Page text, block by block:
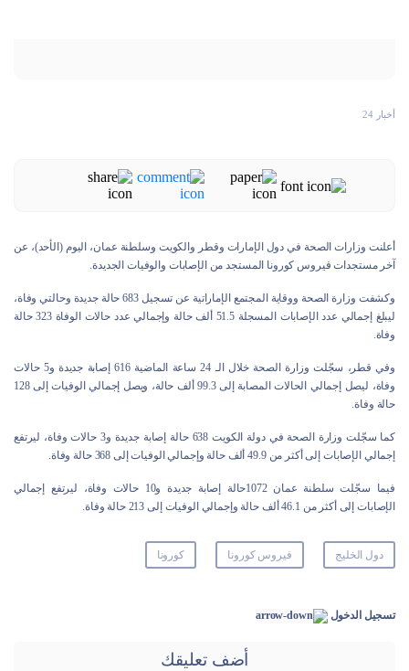
أخبار 24
أعلنت وزارات الصحة في دول الإمارات وقطر والكويت وسلطنة عمان، اليوم (الأحد)، عن
آخر مستجدات فيروس كورونا المستجد من الإصابات والوفيات الجديدة.
وكشفت وزارة الصحة ووقاية المجتمع الإماراتية عن تسجيل 683 حالة جديدة وحالتي وفاة،
ليبلغ إجمالي عدد الإصابات المسجلة 51.5 ألف حالة وإجمالي عدد حالات الوفاة 323 حالة
وفاة.
وفي قطر، سجّلت وزارة الصحة خلال الـ 24 ساعة الماضية 616 إصابة جديدة و5 حالات
وفاة، ليصل إجمالي الحالات المصابة إلى 99.3 ألف حالة، ويصل إجمالي الوفيات إلى 128
حالة وفاة.
كما سجّلت وزارة الصحة في دولة الكويت 638 حالة إصابة جديدة و3 حالات وفاة، ليرتفع
إجمالي الإصابات إلى أكثر من 49.9 ألف حالة وإجمالي الوفيات إلى 368 حالة وفاة.
فيما سجّلت سلطنة عمان 1072حالة إصابة جديدة و10 حالات وفاة، ليرتفع إجمالي
الإصابات إلى أكثر من 46.1 ألف حالة وإجمالي الوفيات إلى 213 حالة وفاة.
دول الخليج فيروس كورونا كورونا
تسجيل الدخول
أضف تعليقك